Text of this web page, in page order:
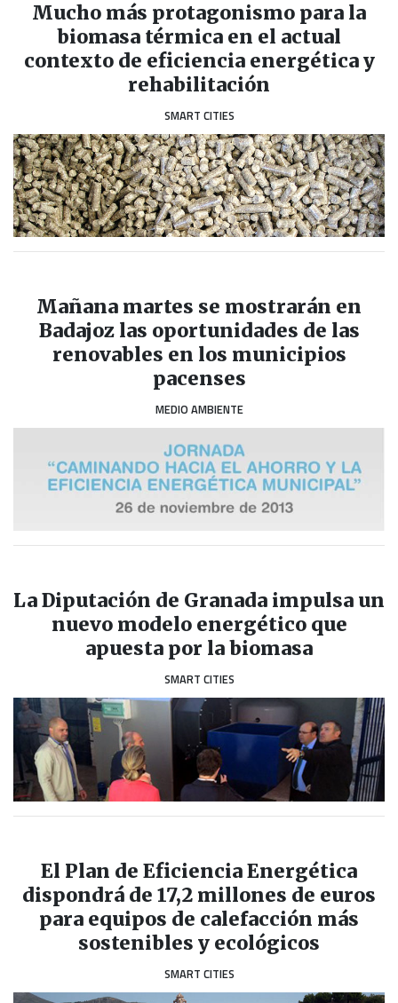
Mucho más protagonismo para la
biomasa térmica en el actual
contexto de eficiencia energética y
rehabilitación
SMART CITIES
Mañana martes se mostrarán en
Badajoz las oportunidades de las
renovables en los municipios
pacenses
MEDIO AMBIENTE
La Diputación de Granada impulsa un
nuevo modelo energético que
apuesta por la biomasa
SMART CITIES
El Plan de Eficiencia Energética
dispondrá de 17,2 millones de euros
para equipos de calefacción más
sostenibles y ecológicos
SMART CITIES